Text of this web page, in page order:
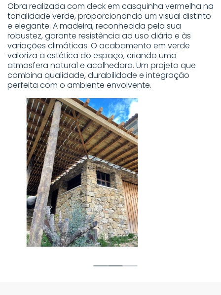
Obra realizada com deck em casquinha vermelha na
tonalidade verde, proporcionando um visual distinto
e elegante. A madeira, reconhecida pela sua
robustez, garante resistência ao uso diário e às
variações climáticas. O acabamento em verde
valoriza a estética do espaço, criando uma
atmosfera natural e acolhedora. Um projeto que
combina qualidade, durabilidade e integração
perfeita com o ambiente envolvente.